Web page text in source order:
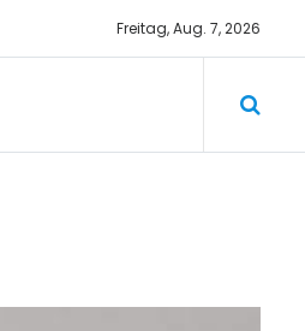
Freitag, Aug. 7, 2026